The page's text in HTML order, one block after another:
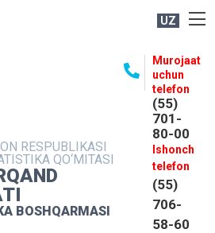
UZ
RESPUBLIKASI
QO‘MITASI
BOSHQARMASI
Murojaat
uchun
telefon
(55)
701-
80-00
Ishonch
telefon
(55)
706-
58-60
XIZMATI
KONTAKTLAR